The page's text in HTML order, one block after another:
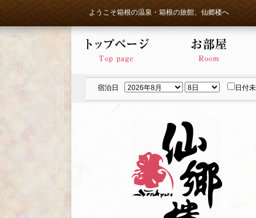
ようこそ箱根の温泉・箱根の旅館、仙郷楼へ
宿泊日 日付